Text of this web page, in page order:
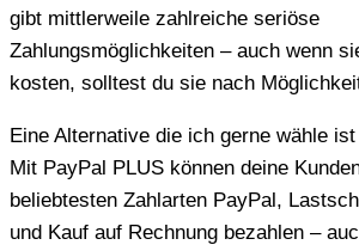
gibt mittlerweile zahlreiche seriöse
Zahlungsmöglichkeiten – auch wenn
kosten, solltest du sie nach
Eine Alternative die ich gerne wähle
Mit PayPal PLUS können deine
beliebtesten Zahlarten PayPal,
und Kauf auf Rechnung bezahlen –